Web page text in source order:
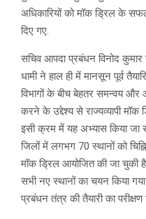
अधिकारियों को मॉक ड्रिल के
दिए गए.
सचिव आपदा प्रबंधन विनोद
धामी ने हाल ही में मानसून पूर्व
विभागों के बीच बेहतर समन्वय और
करने के उद्देश्य से राज्यव्यापी
इसी क्रम में यह अभ्यास किया जा
जिलों में लगभग 70 स्थानों को
मॉक ड्रिल आयोजित की जा चुकी
सभी नए स्थानों का चयन किया
प्रबंधन तंत्र की तैयारी का